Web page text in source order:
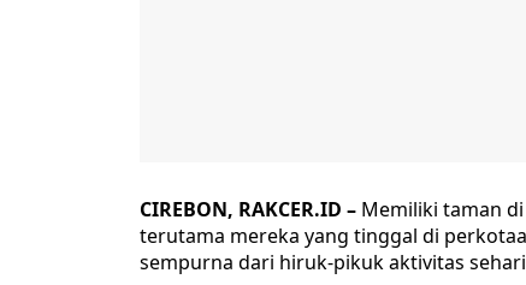
CIREBON, RAKCER.ID – Memiliki taman
terutama mereka yang tinggal di
sempurna dari hiruk-pikuk aktivitas